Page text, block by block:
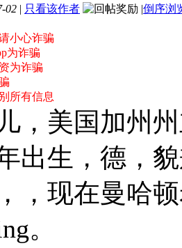
02 | 只看该作者 |倒序浏
小心诈骗
为诈骗
为诈骗
所有信息
，美国加州
出生，德，
，现在曼哈
。